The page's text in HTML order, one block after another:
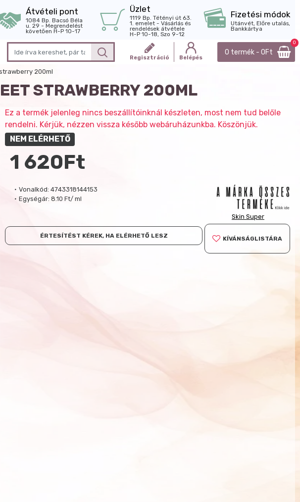
Átvételi pont
1084 Bp. Bacsó Béla
u. 29 - Megrendelést
követően H-P 10-17
Üzlet
1119 Bp. Tétényi út 63.
1. emelet - Vásárlás és
rendelések átvétele
H-P 10-18, Szo 9-12
Fizetési módok
Utánvét, Előre utalás,
Bankkártya
Regisztráció Belépés
0 termék - 0Ft
0
200ml
STRAWBERRY 200ML
Ez a termék jelenleg nincs beszállítóinknál készleten, most nem tud belőle
rendelni. Kérjük, nézzen vissza később webáruházunkba. Köszönjük.
Vonalkód: 4743318144153
Egységár: 8.10 Ft/ ml
Skin Super
NEM ELÉRHETŐ
1 620Ft
ÉRTESÍTÉST KÉREK, HA ELÉRHETŐ LESZ KÍVÁNSÁGLISTÁRA